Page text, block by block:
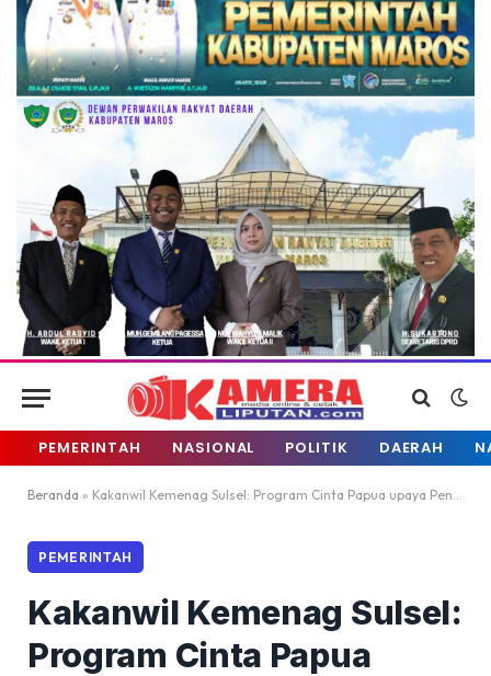
PEMERINTAH NASIONAL POLITIK DAERAH
Beranda » Kakanwil Kemenag Sulsel: Program Cinta Papua upaya Penyemarataan Pembangunan
PEMERINTAH
Kakanwil Kemenag Sulsel:
Program Cinta Papua